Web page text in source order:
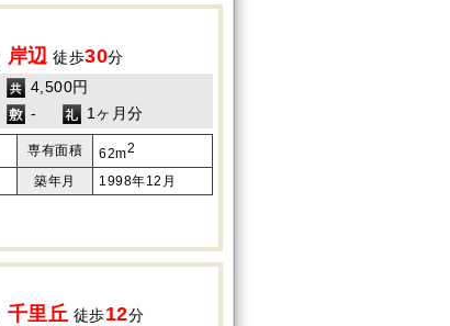
岸辺 徒歩30分
4,500円
-
1ヶ月分
専有面積 62m2
築年月 1998年12月
千里丘 徒歩12分